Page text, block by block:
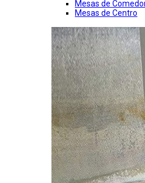
Mesas de
Mesas de Centro